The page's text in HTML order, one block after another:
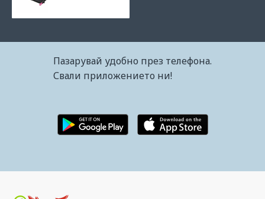
Пазарувай удобно през телефона.
Свали приложението ни!